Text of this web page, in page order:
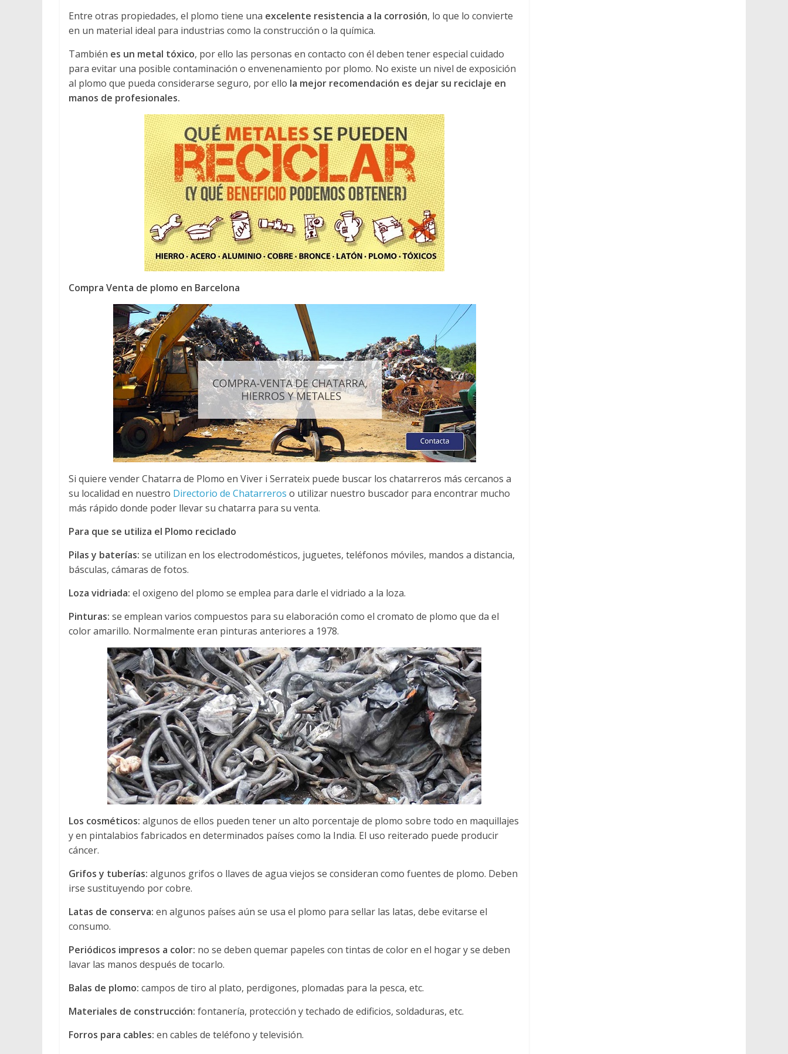
Entre otras propiedades, el plomo tiene una excelente resistencia a la corrosión, lo que lo convierte
en un material ideal para industrias como la construcción o la química.
También es un metal tóxico, por ello las personas en contacto con él deben tener especial cuidado
para evitar una posible contaminación o envenenamiento por plomo. No existe un nivel de exposición
al plomo que pueda considerarse seguro, por ello la mejor recomendación es dejar su reciclaje en
manos de profesionales.
Compra Venta de plomo en Barcelona
Si quiere vender Chatarra de Plomo en Viver i Serrateix puede buscar los chatarreros más cercanos a
su localidad en nuestro Directorio de Chatarreros o utilizar nuestro buscador para encontrar mucho
más rápido donde poder llevar su chatarra para su venta.
Para que se utiliza el Plomo reciclado
Pilas y baterías: se utilizan en los electrodomésticos, juguetes, teléfonos móviles, mandos a distancia,
básculas, cámaras de fotos.
Loza vidriada: el oxigeno del plomo se emplea para darle el vidriado a la loza.
Pinturas: se emplean varios compuestos para su elaboración como el cromato de plomo que da el
color amarillo. Normalmente eran pinturas anteriores a 1978.
Los cosméticos: algunos de ellos pueden tener un alto porcentaje de plomo sobre todo en maquillajes
y en pintalabios fabricados en determinados países como la India. El uso reiterado puede producir
cáncer.
Grifos y tuberías: algunos grifos o llaves de agua viejos se consideran como fuentes de plomo. Deben
irse sustituyendo por cobre.
Latas de conserva: en algunos países aún se usa el plomo para sellar las latas, debe evitarse el
consumo.
Periódicos impresos a color: no se deben quemar papeles con tintas de color en el hogar y se deben
lavar las manos después de tocarlo.
Balas de plomo: campos de tiro al plato, perdigones, plomadas para la pesca, etc.
Materiales de construcción: fontanería, protección y techado de edificios, soldaduras, etc.
Forros para cables: en cables de teléfono y televisión.